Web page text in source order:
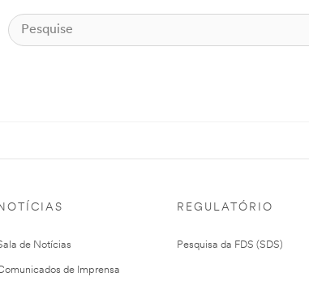
de Notícias
de Imprensa
REGULATÓRIO
Pesquisa da FDS (SDS)